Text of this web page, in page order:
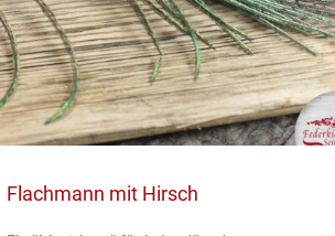
Flachmann mit Hirsch